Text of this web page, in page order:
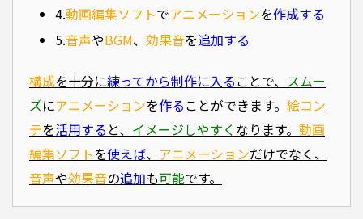
4.動画編集ソフトでアニメーションを作成する
5.音声やBGM、 効果音を追加する
構成を十分に練ってから制作に入ることで、 スムー
ズにアニメーションを作ることができます。 絵コン
テを活用する と、 イメージしやすく なります。 動画
編集ソフトを使えば、 アニメーションだけでなく、
音声や効果音の追加も可能です。